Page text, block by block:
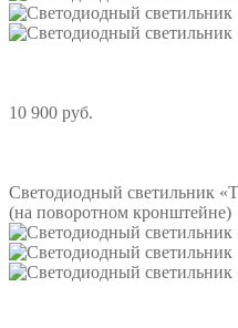
10 900 руб.
Светодиодный светильник
(на поворотном кронштейне)